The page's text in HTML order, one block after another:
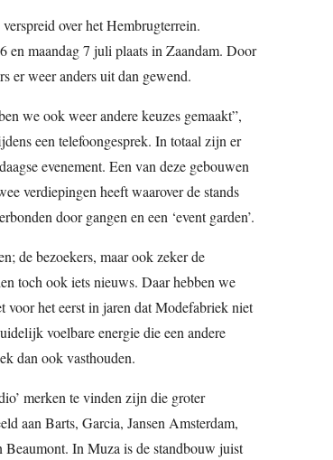
over het Hembrugterrein.
maandag 7 juli plaats in Zaandam. Door
er weer anders uit dan gewend.
we ook weer andere keuzes gemaakt”,
een telefoongesprek. In totaal zijn er
evenement. Een van deze gebouwen
verdiepingen heeft waarover de stands
door gangen en een ‘event garden’.
de bezoekers, maar ook zeker de
toch ook iets nieuws. Daar hebben we
voor het eerst in jaren dat Modefabriek niet
voelbare energie die een andere
dan ook vasthouden.
merken te vinden zijn die groter
aan Barts, Garcia, Jansen Amsterdam,
In Muza is de standbouw juist